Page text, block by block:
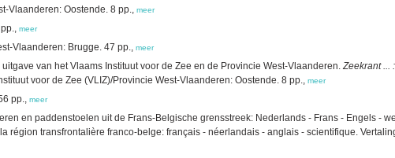
Vlaanderen: Oostende. 8 pp., meer
meer
Vlaanderen: Brugge. 47 pp., meer
van het Vlaams Instituut voor de Zee en de Provincie West-Vlaanderen.Zeekrant ...
voor de Zee (VLIZ)/Provincie West-Vlaanderen: Oostende. 8 pp., meer
pp., meer
en paddenstoelen uit de Frans-Belgische grensstreek: Nederlands - Frans - Engels -
région transfrontalière franco-belge: français - néerlandais - anglais - scientifique.